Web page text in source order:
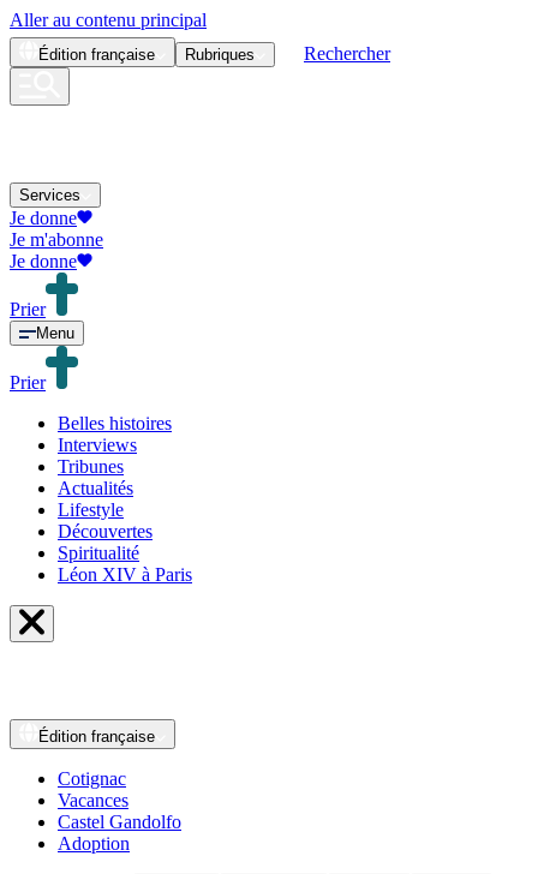
Aller au contenu principal
Édition française Rubriques Rechercher
Services
Je donne
Je m'abonne
Je donne
Prier
Menu
Prier
Belles histoires
Interviews
Tribunes
Actualités
Lifestyle
Découvertes
Spiritualité
Léon XIV à Paris
Édition française
Cotignac
Vacances
Castel Gandolfo
Adoption